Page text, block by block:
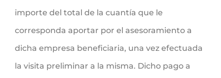
importe del total de la cuantía que le
corresponda aportar por el asesoramiento a
dicha empresa beneficiaria, una vez efectuada
la visita preliminar a la misma. Dicho pago a